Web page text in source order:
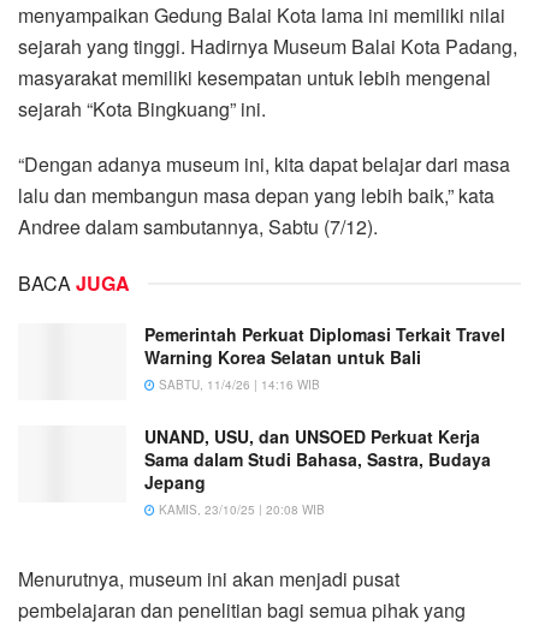
menyampaikan Gedung Balai Kota lama ini memiliki nilai
sejarah yang tinggi. Hadirnya Museum Balai Kota Padang,
masyarakat memiliki kesempatan untuk lebih mengenal
sejarah “Kota Bingkuang” ini.
“Dengan adanya museum ini, kita dapat belajar dari masa
lalu dan membangun masa depan yang lebih baik,” kata
Andree dalam sambutannya, Sabtu (7/12).
BACAJUGA
Pemerintah Perkuat Diplomasi Terkait Travel
Warning Korea Selatan untuk Bali
SABTU, 11/4/26 | 14:16 WIB
UNAND, USU, dan UNSOED Perkuat Kerja
Sama dalam Studi Bahasa, Sastra, Budaya
Jepang
KAMIS, 23/10/25 | 20:08 WIB
Menurutnya, museum ini akan menjadi pusat
pembelajaran dan penelitian bagi semua pihak yang